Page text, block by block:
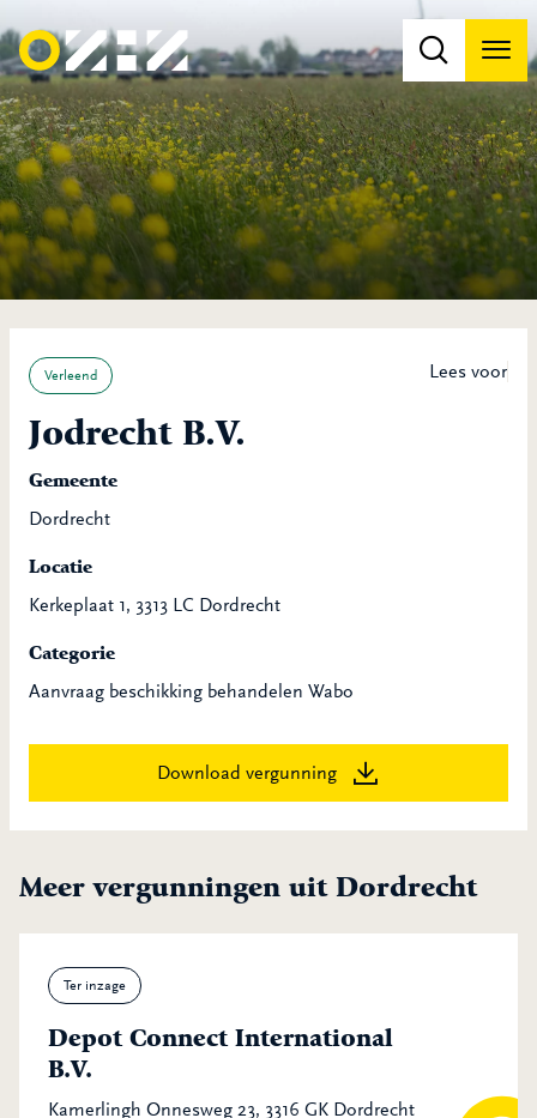
Lees voor
Verleend
Jodrecht B.V.
Gemeente
Dordrecht
Locatie
Kerkeplaat 1, 3313 LC Dordrecht
Categorie
Aanvraag beschikking behandelen Wabo
Download vergunning
Meer vergunningen uit Dordrecht
Ter inzage
Depot Connect International
B.V.
Kamerlingh Onnesweg 23, 3316 GK Dordrecht